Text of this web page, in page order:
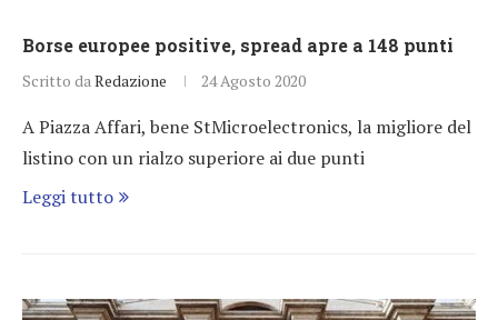
Borse europee positive, spread apre a 148 punti
Scritto da Redazione 24 Agosto 2020
A Piazza Affari, bene StMicroelectronics, la migliore del
listino con un rialzo superiore ai due punti
Leggi tutto